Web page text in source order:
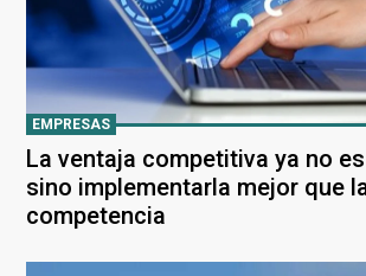
EMPRESAS
La ventaja competitiva ya no
sino implementarla mejor que
competencia